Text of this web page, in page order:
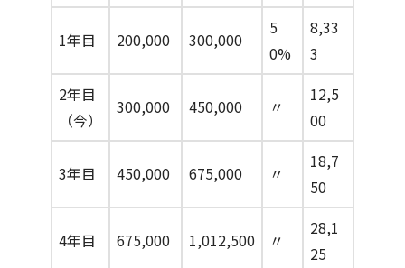
1年目 200,000 300,000
5
0%
8,33
3
2年目
（今）
300,000 450,000 〃
12,5
00
3年目 450,000 675,000 〃
18,7
50
4年目 675,000 1,012,500 〃
28,1
25